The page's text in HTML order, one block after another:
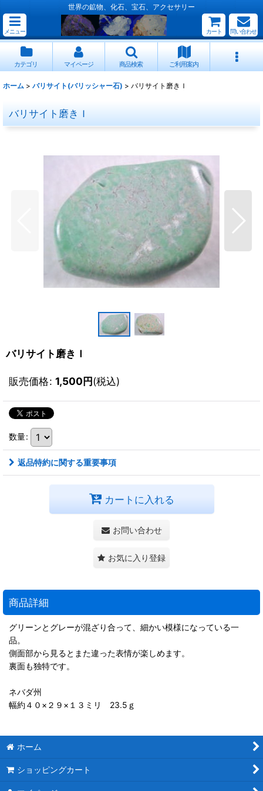
世界の鉱物、化石、宝石、アクセサリー
メニュー カート 問い合わせ
カテゴリ マイページ 商品検索 ご利用案内
ホーム > バリサイト(バリッシャー石) > バリサイト磨きＩ
バリサイト磨きＩ
バリサイト磨きＩ
販売価格: 1,500円(税込)
数量:
返品特約に関する重要事項
カートに入れる
お問い合わせ
お気に入り登録
商品詳細
グリーンとグレーが混ざり合って、細かい模様になっている一
品。
側面部から見るとまた違った表情が楽しめます。
裏面も独特です。
ネバダ州
幅約４０×２９×１３ミリ 23.5ｇ
ホーム
ショッピングカート